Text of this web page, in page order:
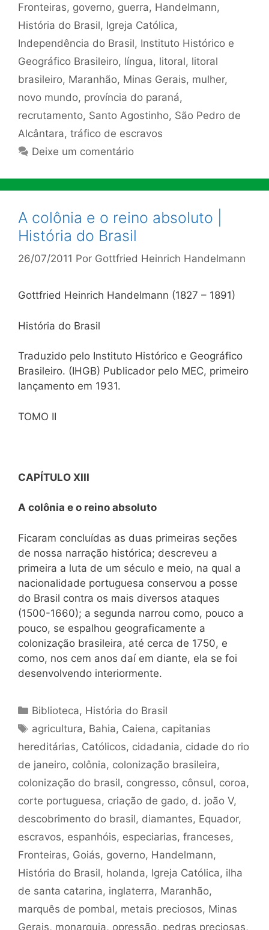
Fronteiras, governo, guerra, Handelmann,
História do Brasil, Igreja Católica,
Independência do Brasil, Instituto Histórico e
Geográfico Brasileiro, língua, litoral, litoral
brasileiro, Maranhão, Minas Gerais, mulher,
novo mundo, província do paraná,
recrutamento, Santo Agostinho, São Pedro de
Alcântara, tráfico de escravos
Deixe um comentário
A colônia e o reino absoluto |
História do Brasil
26/07/2011 Por Gottfried Heinrich Handelmann
Gottfried Heinrich Handelmann (1827 – 1891)
História do Brasil
Traduzido pelo Instituto Histórico e Geográfico
Brasileiro. (IHGB) Publicador pelo MEC, primeiro
lançamento em 1931.
TOMO II
CAPÍTULO XIII
A colônia e o reino absoluto
Ficaram concluídas as duas primeiras seções
de nossa narração histórica; descreveu a
primeira a luta de um século e meio, na qual a
nacionalidade portuguesa conservou a posse
do Brasil contra os mais diversos ataques
(1500-1660); a segunda narrou como, pouco a
pouco, se espalhou geograficamente a
colonização brasileira, até cerca de 1750, e
como, nos cem anos daí em diante, ela se foi
desenvolvendo interiormente.
Categorias
Biblioteca, História do Brasil
Tags
agricultura, Bahia, Caiena, capitanias
hereditárias, Católicos, cidadania, cidade do rio
de janeiro, colônia, colonização brasileira,
colonização do brasil, congresso, cônsul, coroa,
corte portuguesa, criação de gado, d. joão V,
descobrimento do brasil, diamantes, Equador,
escravos, espanhóis, especiarias, franceses,
Fronteiras, Goiás, governo, Handelmann,
História do Brasil, holanda, Igreja Católica, ilha
de santa catarina, inglaterra, Maranhão,
marquês de pombal, metais preciosos, Minas
Gerais, monarquia, opressão, pedras preciosas,